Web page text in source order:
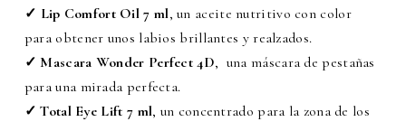
✓ Lip Comfort Oil 7 ml, un aceite nutritivo con color
para obtener unos labios brillantes y realzados.
✓ Mascara Wonder Perfect 4D, una máscara de pestañas
para una mirada perfecta.
✓ Total Eye Lift 7 ml, un concentrado para la zona de los